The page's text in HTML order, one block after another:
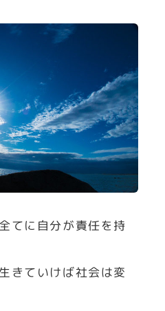
てに自分が責任を持
きていけば社会は変